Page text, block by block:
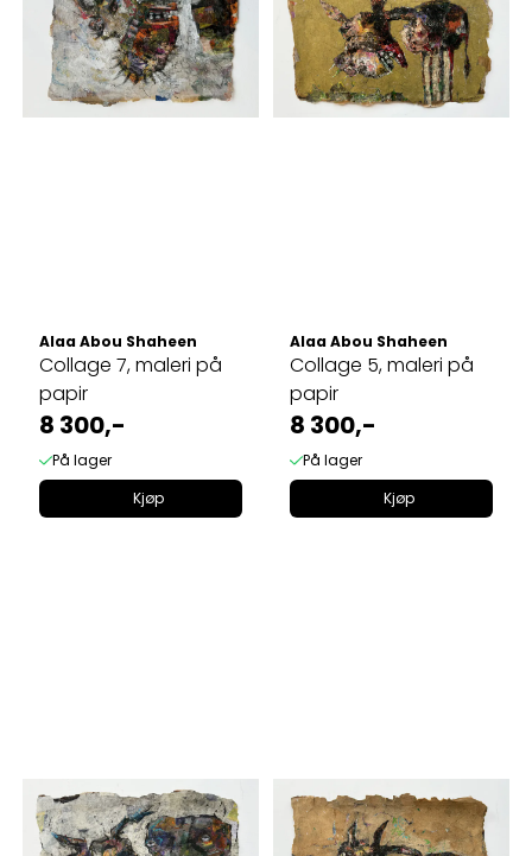
Alaa Abou Shaheen
Collage 7, maleri på
papir
8 300,-
På lager
Kjøp
Alaa Abou Shaheen
Collage 5, maleri på
papir
8 300,-
På lager
Kjøp